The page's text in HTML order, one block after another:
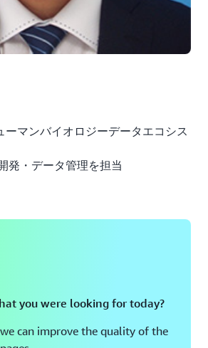
ーマンバイオロジーデータエコシス
発・データ管理を担当
you were looking for today?
can improve the quality of the